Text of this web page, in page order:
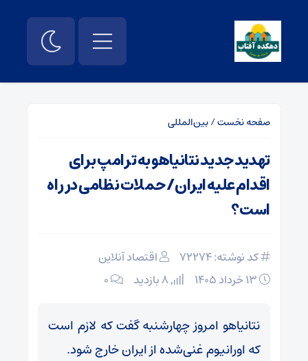
صفحه نخست/بین‌المللی
تهدید جدید نتانیاهو به ترامپ برای
اقدام علیه ایران/ حملات نظامی در راه
است؟
کد نوشته: 72274
اقتصاد آنلاین
۰
نتانیاهو امروز چهارشنبه گفت که لازم است
که اورانیوم غنی‌شده از ایران خارج شود.